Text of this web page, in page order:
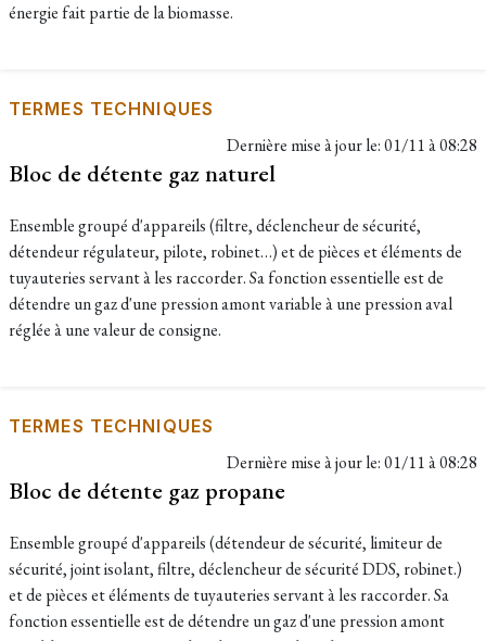
énergie fait partie de la biomasse.
TERMES TECHNIQUES
Dernière mise à jour le:01/11 à 08:28
Bloc de détente gaz naturel
Ensemble groupé d'appareils (filtre, déclencheur de sécurité,
détendeur régulateur, pilote, robinet…) et de pièces et éléments de
tuyauteries servant à les raccorder. Sa fonction essentielle est de
détendre un gaz d'une pression amont variable à une pression aval
réglée à une valeur de consigne.
TERMES TECHNIQUES
Dernière mise à jour le:01/11 à 08:28
Bloc de détente gaz propane
Ensemble groupé d'appareils (détendeur de sécurité, limiteur de
sécurité, joint isolant, filtre, déclencheur de sécurité DDS, robinet.)
et de pièces et éléments de tuyauteries servant à les raccorder. Sa
fonction essentielle est de détendre un gaz d'une pression amont